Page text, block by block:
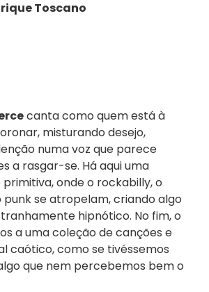
Toscano
canta como quem está à
misturando desejo,
numa voz que parece
a rasgar-se. Há aqui uma
onde o rockabilly, o
punk se atropelam, criando algo
hipnótico. No fim, o
a uma coleção de canções e
caótico, como se tivéssemos
que nem percebemos bem o